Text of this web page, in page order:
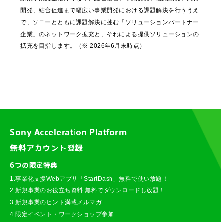
開発、結合促進まで幅広い事業開発における課題解決を行ううえ
で、ソニーとともに課題解決に挑む「ソリューションパートナー
企業」のネットワーク拡充と、それによる提供ソリューションの
拡充を目指します。（※ 2026年6月末時点）
Sony Acceleration Platform
無料アカウント登録
6つの限定特典
1.事業化支援Webアプリ「StartDash」無料で使い放題！
2.新規事業のお役立ち資料 無料でダウンロードし放題！
3.新規事業のヒント満載メルマガ
4.限定イベント・ワークショップ参加